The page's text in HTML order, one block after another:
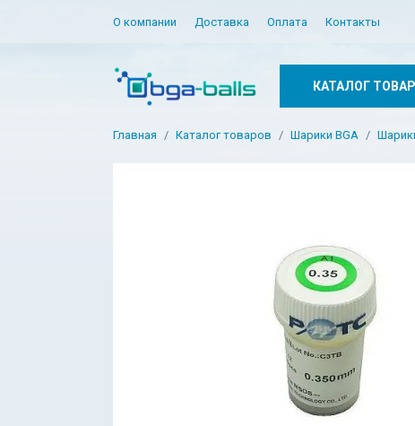
О компании Доставка Оплата Контакты
КАТАЛОГ
Главная Каталог товаров Шарики BGA